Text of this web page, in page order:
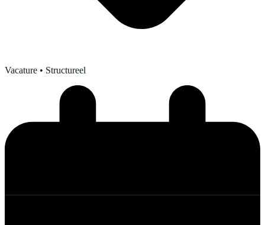
Vacature • Structureel